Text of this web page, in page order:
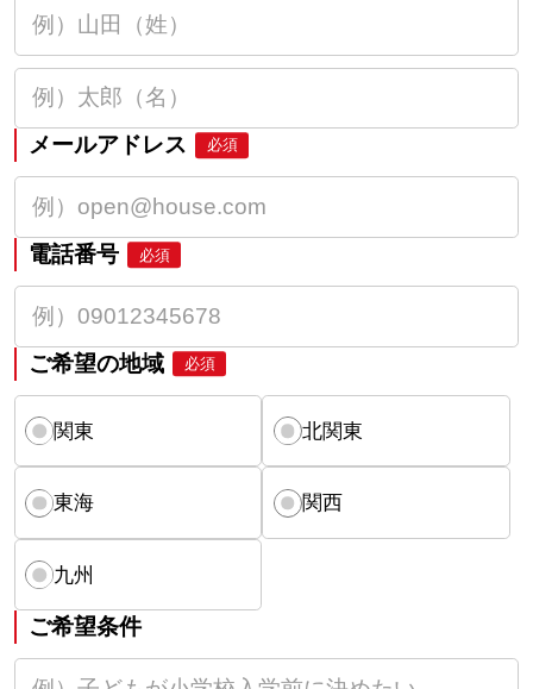
メールアドレス 必須
電話番号 必須
ご希望の地域 必須
関東 北関東
東海 関西
九州
ご希望条件